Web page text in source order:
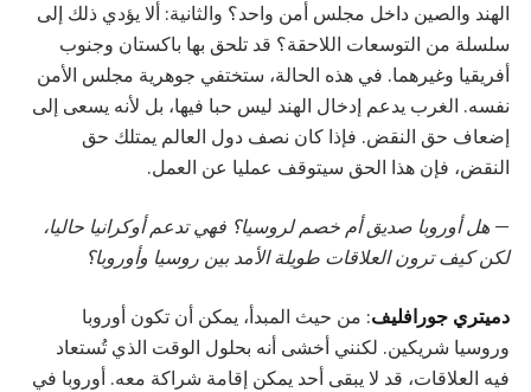
الهند والصين داخل مجلس أمن واحد؟ والثانية: ألا يؤدي ذلك إلى
سلسلة من التوسعات اللاحقة؟ قد تلحق بها باكستان وجنوب
أفريقيا وغيرهما. في هذه الحالة، ستختفي جوهرية مجلس الأمن
نفسه. الغرب يدعم إدخال الهند ليس حبا فيها، بل لأنه يسعى إلى
إضعاف حق النقض. فإذا كان نصف دول العالم يمتلك حق
النقض، فإن هذا الحق سيتوقف عمليا عن العمل.
— هل أوروبا صديق أم خصم لروسيا؟ فهي تدعم أوكرانيا حاليا،
لكن كيف ترون العلاقات طويلة الأمد بين روسيا وأوروبا؟
دميتري جورافليف: من حيث المبدأ، يمكن أن تكون أوروبا
وروسيا شريكين. لكنني أخشى أنه بحلول الوقت الذي تُستعاد
فيه العلاقات، قد لا يبقى أحد يمكن إقامة شراكة معه. أوروبا في